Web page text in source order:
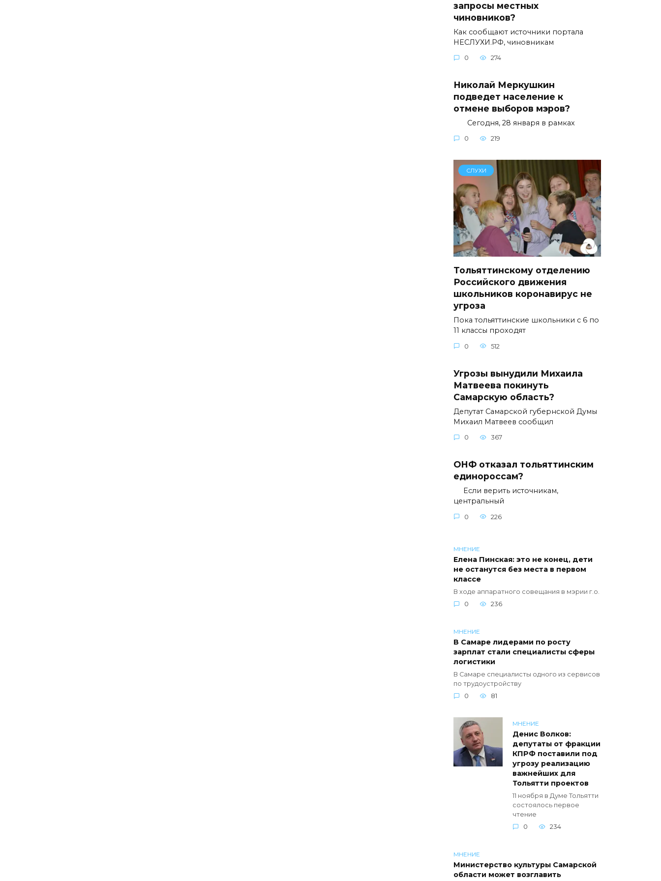
запросы местных
чиновников?
Как сообщают источники портала
НЕСЛУХИ.РФ, чиновникам
0 274
Николай Меркушкин
подведет население к
отмене выборов мэров?
Сегодня, 28 января в рамках
0 219
СЛУХИ
Тольяттинскому отделению
Российского движения
школьников коронавирус не
угроза
Пока тольяттинские школьники с 6 по
11 классы проходят
0 512
Угрозы вынудили Михаила
Матвеева покинуть
Самарскую область?
Депутат Самарской губернской Думы
Михаил Матвеев сообщил
0 367
ОНФ отказал тольяттинским
единороссам?
Если верить источникам,
центральный
0 226
МНЕНИЕ
Елена Пинская: это не конец, дети
не останутся без места в первом
классе
В ходе аппаратного совещания в мэрии г.о.
0
236
МНЕНИЕ
В Самаре лидерами по росту
зарплат стали специалисты сферы
логистики
В Самаре специалисты одного из сервисов
по трудоустройству
0
81
МНЕНИЕ
Денис Волков:
депутаты от фракции
КПРФ поставили под
угрозу реализацию
важнейших для
Тольятти проектов
11 ноября в Думе Тольятти
состоялось первое
чтение
0
234
МНЕНИЕ
Министерство культуры Самарской
области может возглавить